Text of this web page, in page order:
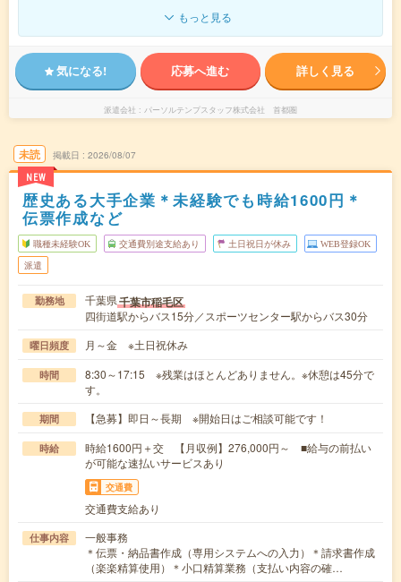
もっと見る
気になる! 応募へ進む 詳しく見る
派遣会社 パーソルテンプスタッフ株式会社 首都圏
未読
NEW
掲載日 2026/08/07
歴史ある大手企業＊未経験でも時給1600円＊
伝票作成など
職種未経験OK 交通費別途支給あり 土日祝日が休み WEB登録OK
派遣
勤務地 千葉県千葉市稲毛区
四街道駅からバス15分／スポーツセンター駅からバス30分
曜日頻度 月～金 ※土日祝休み
時間
8:30～17:15 ※残業はほとんどありません。※休憩は45分で
す。
期間 【急募】即日～長期 ※開始日はご相談可能です！
時給
時給1600円＋交 【月収例】276,000円～ ■給与の前払い
が可能な速払いサービスあり
交通費
交通費支給あり
仕事内容
一般事務
＊伝票・納品書作成（専用システムへの入力）＊請求書作成
（楽楽精算使用）＊小口精算業務（支払い内容の確…